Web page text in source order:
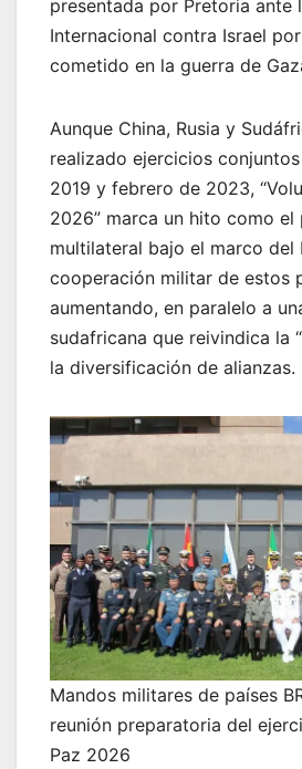
presentada por Pretoria ante
Internacional contra Israel
cometido en la guerra de
Aunque China, Rusia y
realizado ejercicios
2019 y febrero de 2023,
2026” marca un hito como
multilateral bajo el marco del
cooperación militar de estos
aumentando, en paralelo a
sudafricana que reivindica la
la diversificación de alianzas.
Mandos militares de países
reunión preparatoria del
Paz 2026